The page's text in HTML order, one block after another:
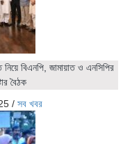
নিয়ে বিএনপি, জামায়াত ও এনসিপির
বৈঠক
/ সব খবর